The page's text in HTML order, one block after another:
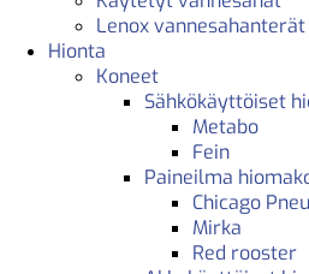
Lenox
Hionta
Koneet
Sähkökäyttöiset
Metabo
Fein
Paineilma
Chicago
Mirka
Red rooster